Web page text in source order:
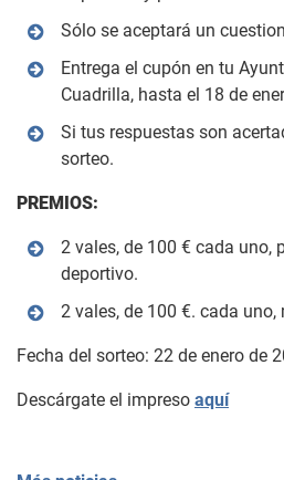
Sólo se aceptará un
Entrega el cupón en tu
Cuadrilla, hasta el 18 de
Si tus respuestas son
sorteo.
PREMIOS:
2 vales, de 100 € cada uno,
deportivo.
2 vales, de 100 €. cada
Fecha del sorteo: 22 de enero de
Descárgate el impreso aquí